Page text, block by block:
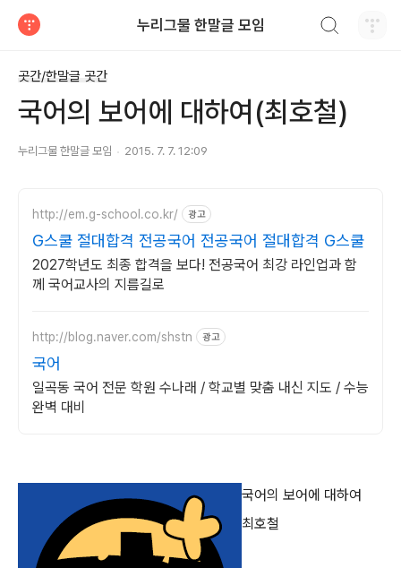
누리그물 한말글 모임
곳간/한말글 곳간
국어의 보어에 대하여(최호철)
누리그물 한말글 모임 2015. 7. 7. 12:09
http://em.g-school.co.kr/ 광고
G스쿨 절대합격 전공국어 전공국어 절대합격 G스쿨
2027학년도 최종 합격을 보다! 전공국어 최강 라인업과 함
께 국어교사의 지름길로
http://blog.naver.com/shstn 광고
국어
일곡동 국어 전문 학원 수나래 / 학교별 맞춤 내신 지도 / 수능
완벽 대비
국어의 보어에 대하여
최호철